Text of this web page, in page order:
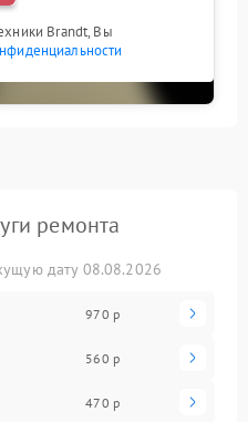
Brandt, Вы
ремонта
дату 08.08.2026
970 р
560 р
470 р